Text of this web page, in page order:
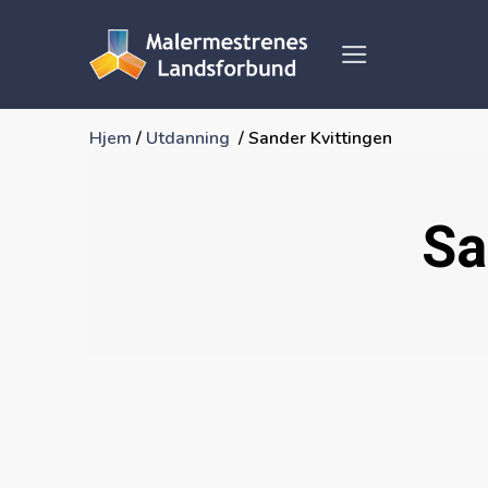
Hjem / Utdanning /Sander Kvittingen